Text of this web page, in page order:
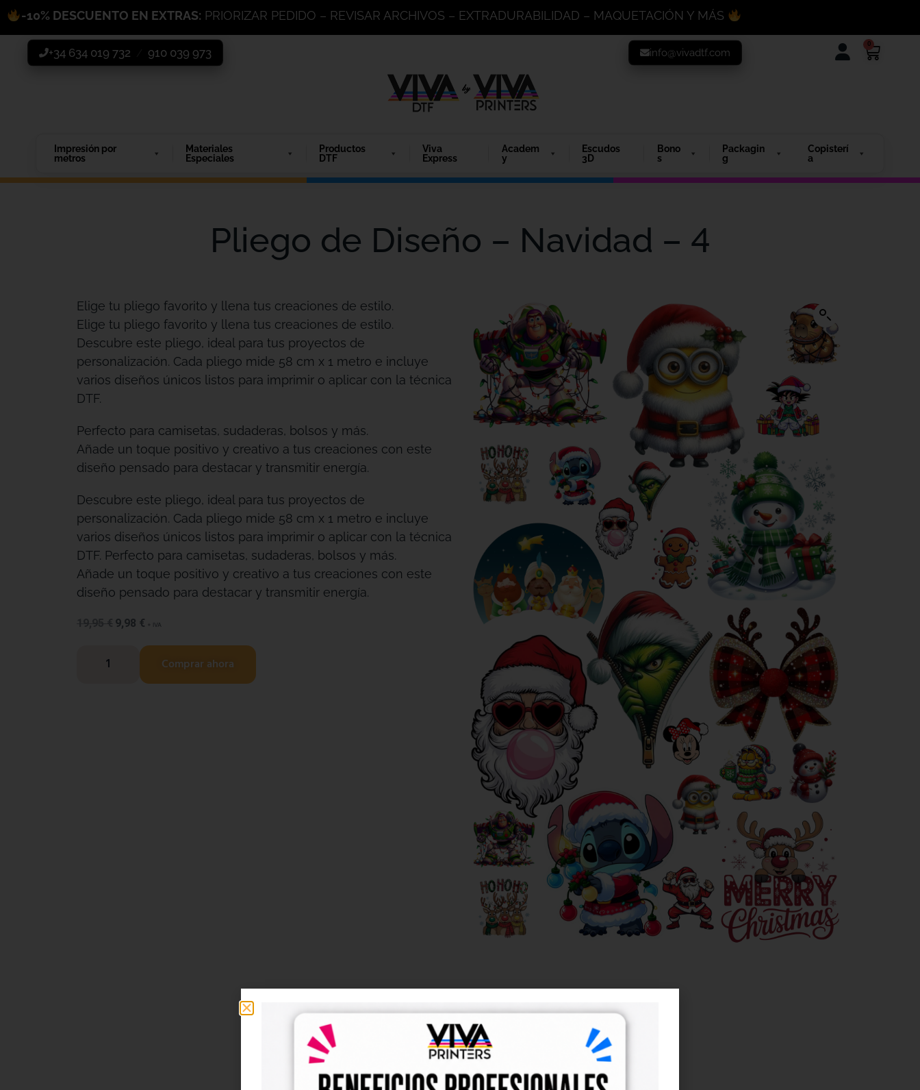
-10% DESCUENTO EN EXTRAS: PRIORIZAR PEDIDO – REVISAR ARCHIVOS – EXTRADURABILIDAD – MAQUETACIÓN Y MÁS
0
+34 634 019 732 910 039 973 info@vivadtf.com
Impresión por
metros
Materiales
Especiales
Productos
DTF
Viva
Express
Academ
y
Escudos
3D
Bono
s
Packagin
g
Copisterí
a
Pliego de Diseño – Navidad – 4
Elige tu pliego favorito y llena tus creaciones de estilo.
Elige tu pliego favorito y llena tus creaciones de estilo.
Descubre este pliego, ideal para tus proyectos de
personalización. Cada pliego mide 58 cm x 1 metro e incluye
varios diseños únicos listos para imprimir o aplicar con la técnica
DTF.
Perfecto para camisetas, sudaderas, bolsos y más.
Añade un toque positivo y creativo a tus creaciones con este
diseño pensado para destacar y transmitir energía.
Descubre este pliego, ideal para tus proyectos de
personalización. Cada pliego mide 58 cm x 1 metro e incluye
varios diseños únicos listos para imprimir o aplicar con la técnica
DTF. Perfecto para camisetas, sudaderas, bolsos y más.
Añade un toque positivo y creativo a tus creaciones con este
diseño pensado para destacar y transmitir energía.
9,98 € + IVA
Comprar ahora
DESCRIPCIÓN